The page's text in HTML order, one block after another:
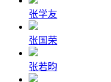
张学友
张国荣
张若昀